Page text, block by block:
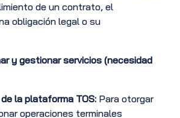
de un contrato, el
obligación legal o su
y gestionar servicios (necesidad
la plataforma TOS: Para otorgar
operaciones terminales